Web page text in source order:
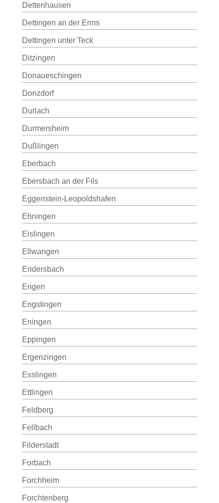
Dettenhausen
Dettingen an der Erms
Dettingen unter Teck
Ditzingen
Donaueschingen
Donzdorf
Durlach
Durmersheim
Dußlingen
Eberbach
Ebersbach an der Fils
Eggenstein-Leopoldshafen
Ehningen
Eislingen
Ellwangen
Endersbach
Engen
Engstingen
Eningen
Eppingen
Ergenzingen
Esslingen
Ettlingen
Feldberg
Fellbach
Filderstadt
Forbach
Forchheim
Forchtenberg